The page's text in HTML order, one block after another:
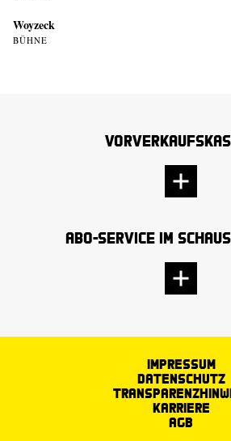
Woyzeck
BÜHNE
Abo-Service im
Impressum
Datenschutz
Karriere
AGB